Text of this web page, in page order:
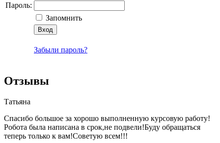
Пароль:
Запомнить
Забыли пароль?
Отзывы
Татьяна
Спасибо большое за хорошо выполненную курсовую работу!
Робота была написана в срок,не подвели!Буду обращаться
теперь только к вам!Советую всем!!!